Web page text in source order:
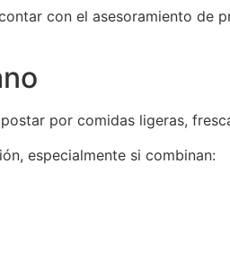
con el asesoramiento de
por comidas ligeras,
especialmente si combinan: